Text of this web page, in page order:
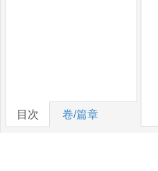
目次 卷/篇章